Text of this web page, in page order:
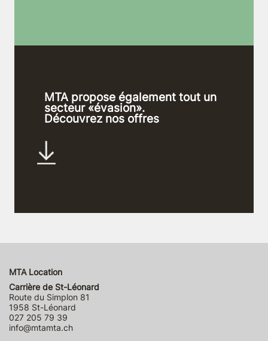
MTA propose également tout un
secteur «évasion».
Découvrez nos offres
MTA Location
Carrière de St-Léonard
Route du Simplon 81
1958 St-Léonard
027 205 79 39
info@mtamta.ch